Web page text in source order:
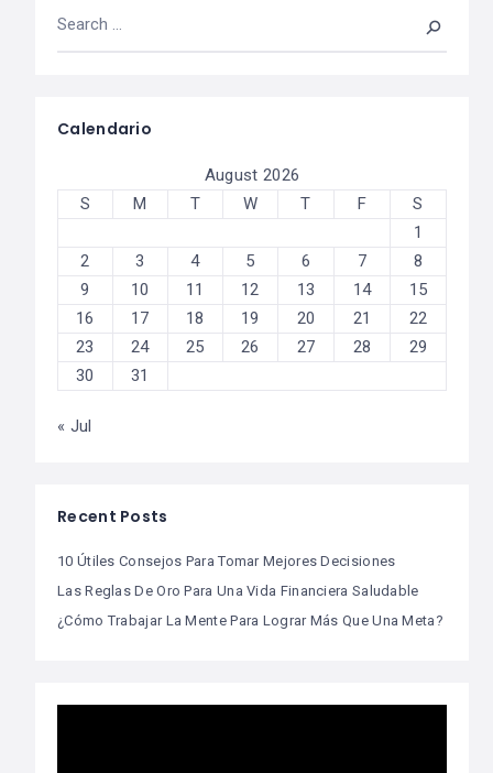
Calendario
August 2026
S
M T W T F
S
1
2
3 4 5 6 7
8
9
10 11 12 13 14
15
16
17 18 19 20 21
22
23
24 25 26 27 28
29
30
31
« Jul
Recent Posts
10 Útiles Consejos Para Tomar Mejores Decisiones
Las Reglas De Oro Para Una Vida Financiera Saludable
¿Cómo Trabajar La Mente Para Lograr Más Que Una Meta?